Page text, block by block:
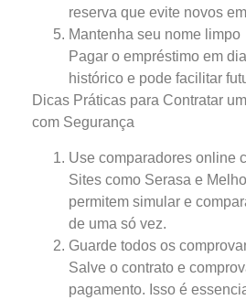
reserva que evite novos
Mantenha seu nome limpo
Pagar o empréstimo em
histórico e pode facilitar
Dicas Práticas para Contratar
com Segurança
Use comparadores online
Sites como Serasa e
permitem simular e
de uma só vez.
Guarde todos os
Salve o contrato e
pagamento. Isso é